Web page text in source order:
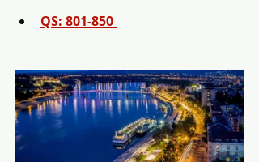
QS: 801-850